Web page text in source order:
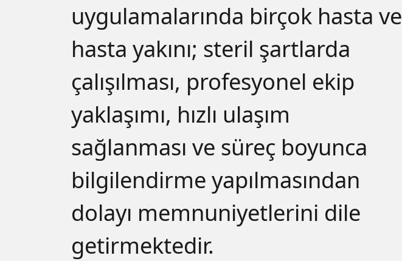
uygulamalarında birçok hasta ve
hasta yakını; steril şartlarda
çalışılması, profesyonel ekip
yaklaşımı, hızlı ulaşım
sağlanması ve süreç boyunca
bilgilendirme yapılmasından
dolayı memnuniyetlerini dile
getirmektedir.